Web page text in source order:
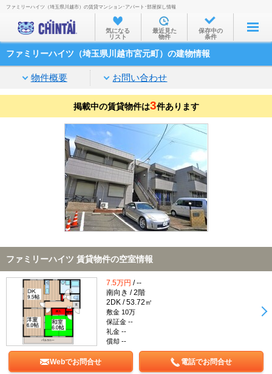
お部屋を探す
沿線・駅から
住所から
家賃相場から
通勤通学時間から
物件特集から
不動産会社から
TOP
ファミリーハイツ（埼玉県川越市）の賃貸マンション･アパート･部屋探し情報
気になる
リスト
最近見た
物件
保存中の
条件
ファミリーハイツ（埼玉県川越市宮元町）の建物情報
物件概要 お問い合わせ
掲載中の賃貸物件は3件あります
ファミリーハイツ 賃貸物件の空室情報
7.5万円 / --
南向き / 2階
2DK / 53.72㎡
敷金 10万
保証金 --
礼金 --
償却 --
Webでお問合せ 電話でお問合せ